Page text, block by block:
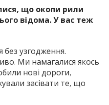
що окопи рили
відома. У вас теж
без узгодження.
Ми намагалися якось
нові дороги,
засівати те, що